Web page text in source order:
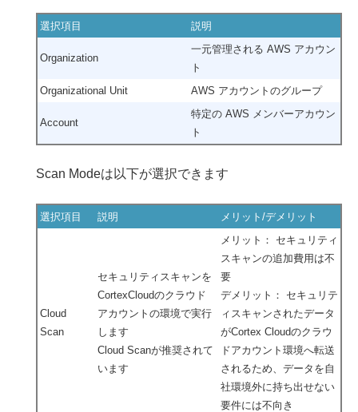
選択項目 説明
Organization
一元管理される AWS アカウン
ト
Organizational Unit
AWS アカウントのグループ
Account
特定の AWS メンバーアカウン
ト
Scan Modeは以下が選択できます
選択項目 説明 メリット/デメリット
Cloud
Scan
セキュリティスキャンを
CortexCloudのクラウド
アカウントの環境で実行
します
Cloud Scanが推奨されて
います
メリット： セキュリティ
スキャンの追加費用は不
要
デメリット： セキュリテ
ィスキャンされたデータ
がCortex Cloudのクラウ
ドアカウント環境へ転送
されるため、データを自
社環境外に持ち出せない
要件には不向き